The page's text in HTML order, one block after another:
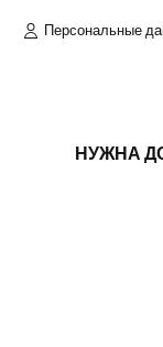
Персональные
НУЖНА